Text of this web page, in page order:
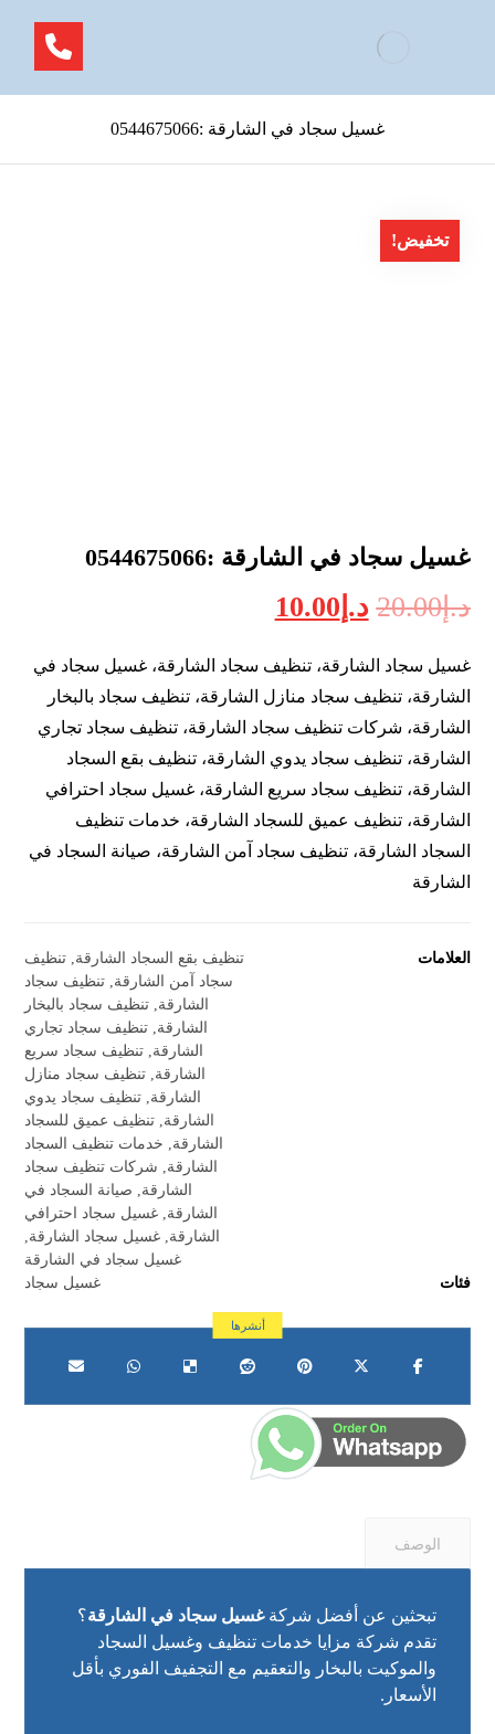
غسيل سجاد في الشارقة :0544675066
تخفيض!
غسيل سجاد في الشارقة :0544675066
د.إ20.00 د.إ 10.00
غسيل سجاد الشارقة، تنظيف سجاد الشارقة، غسيل سجاد في
الشارقة، تنظيف سجاد منازل الشارقة، تنظيف سجاد بالبخار
الشارقة، شركات تنظيف سجاد الشارقة، تنظيف سجاد تجاري
الشارقة، تنظيف سجاد يدوي الشارقة، تنظيف بقع السجاد
الشارقة، تنظيف سجاد سريع الشارقة، غسيل سجاد احترافي
الشارقة، تنظيف عميق للسجاد الشارقة، خدمات تنظيف
السجاد الشارقة، تنظيف سجاد آمن الشارقة، صيانة السجاد في
الشارقة
العلامات تنظيف بقع السجاد الشارقة, تنظيف
سجاد آمن الشارقة, تنظيف سجاد
الشارقة, تنظيف سجاد بالبخار
الشارقة, تنظيف سجاد تجاري
الشارقة, تنظيف سجاد سريع
الشارقة, تنظيف سجاد منازل
الشارقة, تنظيف سجاد يدوي
الشارقة, تنظيف عميق للسجاد
الشارقة, خدمات تنظيف السجاد
الشارقة, شركات تنظيف سجاد
الشارقة, صيانة السجاد في
الشارقة, غسيل سجاد احترافي
الشارقة, غسيل سجاد الشارقة,
غسيل سجاد في الشارقة
فئات
غسيل سجاد
الوصف
تبحثين عن أفضل شركةغسيل سجاد في الشارقة؟
تقدم شركة مزايا خدمات تنظيف وغسيل السجاد
والموكيت بالبخار والتعقيم مع التجفيف الفوري بأقل
الأسعار.